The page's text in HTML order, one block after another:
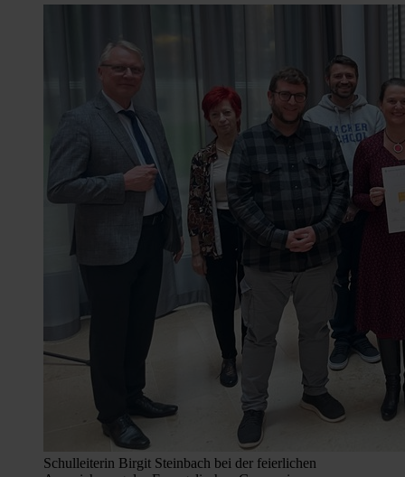
Schulleiterin Birgit Steinbach bei der feierlichen